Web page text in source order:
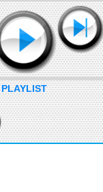
PLAYLIST